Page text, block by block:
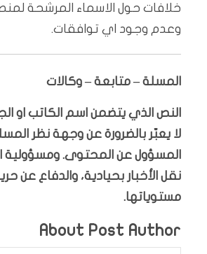
خلافات حول الاسماء المرشحة
وعدم وجود اي توافقات.
المسلة – متابعة – وكالات
النص الذي يتضمن اسم الكاتب او
لا يعبّر بالضرورة عن وجهة نظر
المسؤول عن المحتوى.
نقل الأخبار بحيادية، والدفاع عن
مستوياتها.
About Post Author